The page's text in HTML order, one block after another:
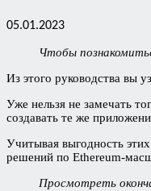
05.01.2023
Чтобы
Из этого руководства вы
Уже нельзя не замечать
создавать те же
Учитывая выгодность
решений по Ethereum-
Просмотреть